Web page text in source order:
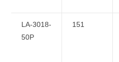
LA-3018-
50P
151